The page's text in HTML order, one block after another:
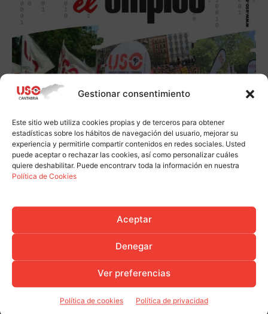
Gestionar consentimiento
Este sitio web utiliza cookies propias y de terceros para obtener
estadísticas sobre los hábitos de navegación del usuario, mejorar su
experiencia y permitirle compartir contenidos en redes sociales. Usted
puede aceptar o rechazar las cookies, así como personalizar cuáles
quiere deshabilitar. Puede encontrarv toda la información en nuestra
Política de Cookies
Aceptar
Denegar
Ver preferencias
Política de cookies Política de privacidad